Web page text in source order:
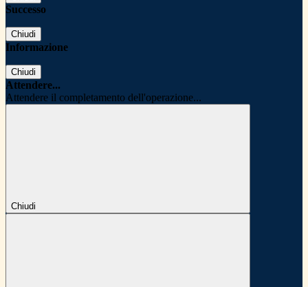
Successo
Chiudi
Informazione
Chiudi
Attendere...
Attendere il completamento dell'operazione...
Chiudi